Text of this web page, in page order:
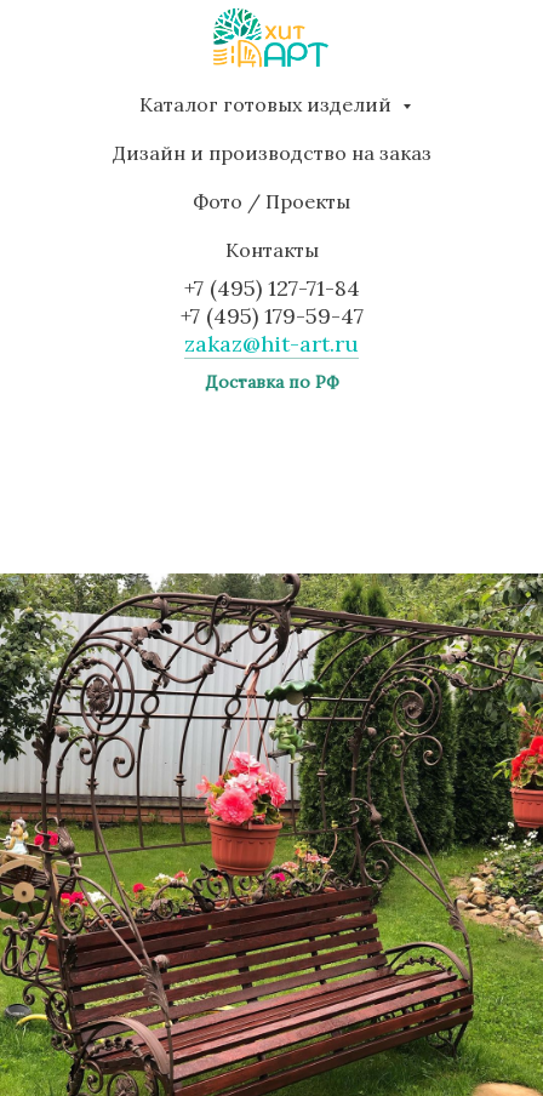
Каталог готовых изделий
Дизайн и производство на заказ
Фото / Проекты
Контакты
+7 (495) 127-71-84
+7 (495) 179-59-47
zakaz@hit-art.ru
Доставка по РФ